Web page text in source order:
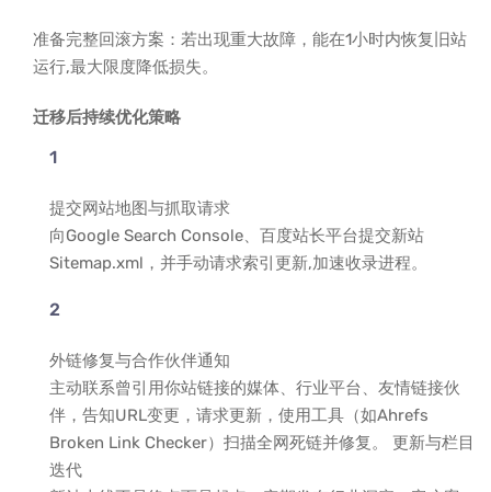
准备完整回滚方案：若出现重大故障，能在1小时内恢复旧站
运行,最大限度降低损失。
迁移后持续优化策略
提交网站地图与抓取请求
向Google Search Console、百度站长平台提交新站
Sitemap.xml，并手动请求索引更新,加速收录进程。
外链修复与合作伙伴通知
主动联系曾引用你站链接的媒体、行业平台、友情链接伙
伴，告知URL变更，请求更新，使用工具（如Ahrefs
Broken Link Checker）扫描全网死链并修复。 更新与栏目
迭代